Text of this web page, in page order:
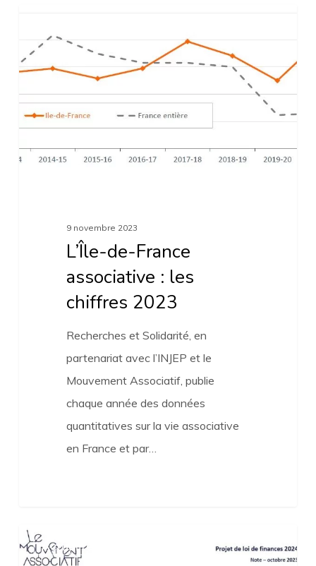
France
:
les
chiffres
9 novembre 2023
L’Île-de-France
associative : les
chiffres 2023
Recherches et Solidarité, en
partenariat avec l’INJEP et le
Mouvement Associatif, publie
chaque année des données
quantitatives sur la vie associative
en France et par…
Projet
de
Actualités